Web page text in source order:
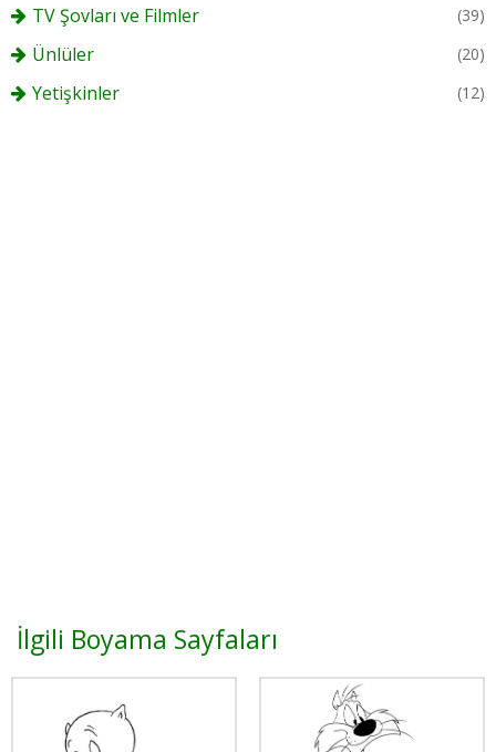
TV Şovları ve Filmler (39)
Ünlüler (20)
Yetişkinler (12)
İlgili Boyama Sayfaları